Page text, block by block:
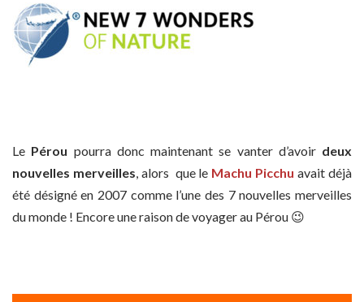
Le Pérou pourra donc maintenant se vanter d’avoir deux
nouvelles merveilles, alors que le Machu Picchu avait déjà
été désigné en 2007 comme l’une des 7 nouvelles merveilles
du monde ! Encore une raison de voyager au Pérou 😉